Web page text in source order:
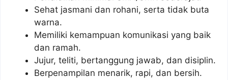
Sehat jasmani dan rohani, serta tidak buta
warna.
Memiliki kemampuan komunikasi yang baik
dan ramah.
Jujur, teliti, bertanggung jawab, dan disiplin.
Berpenampilan menarik, rapi, dan bersih.